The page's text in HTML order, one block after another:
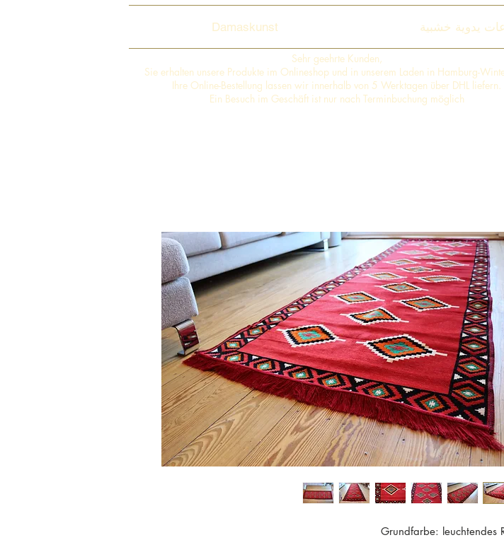
Damaskunst يدوية خشبية
Sehr geehrte Kunden,
Sie erhalten unsere Produkte im Onlineshop und in unserem Laden in Hamburg-
Ihre Online-Bestellung lassen wir innerhalb von 5 Werktagen über DHL liefern.
Ein Besuch im Geschäft ist nur nach Terminbuchung möglich
Grundfarbe: leuchtendes